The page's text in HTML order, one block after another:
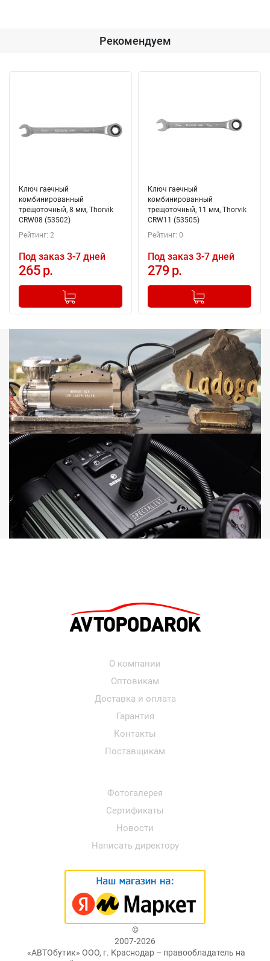
Рекомендуем
Ключ гаечный
комбинированный
трещоточный, 8 мм, Thorvik
CRW08 (53502)
Рейтинг: 2
Под заказ 3-7 дней
265 р.
+
Добавлено в корзину
Ключ гаечный
комбинированный
трещоточный, 11 мм, Thorvik
CRW11 (53505)
Рейтинг: 0
Под заказ 3-7 дней
279 р.
+
Добавлено в корзину
О компании
Оптовикам
Доставка и оплата
Гарантия
Контакты
Поставщикам
Фотогалерея
Сертификаты
Новости
Написать директору
©
2007-2026
«АВТОбутик» ООО, г. Краснодар – правообладатель на